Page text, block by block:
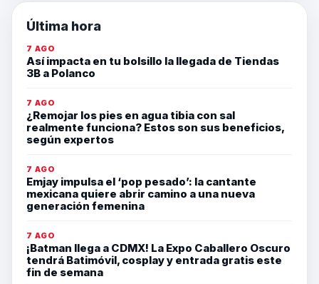
Última hora
7 AGO
Así impacta en tu bolsillo la llegada de Tiendas
3B a Polanco
7 AGO
¿Remojar los pies en agua tibia con sal
realmente funciona? Estos son sus beneficios,
según expertos
7 AGO
Emjay impulsa el ‘pop pesado’: la cantante
mexicana quiere abrir camino a una nueva
generación femenina
7 AGO
¡Batman llega a CDMX! La Expo Caballero Oscuro
tendrá Batimóvil, cosplay y entrada gratis este
fin de semana